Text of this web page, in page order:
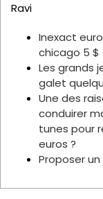
Ravi
Inexact
chicago 5
Les grands
galet
Une des
conduirer
tunes pour
euros ?
Proposer un